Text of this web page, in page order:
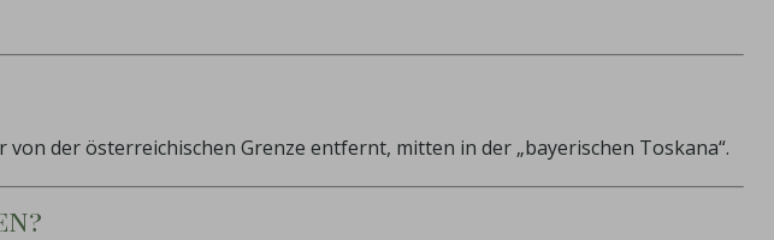
der österreichischen Grenze entfernt, mitten in der „bayerischen Toskana“.